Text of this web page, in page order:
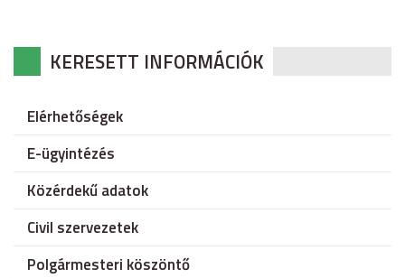
KERESETT INFORMÁCIÓK
Elérhetőségek
E-ügyintézés
Közérdekű adatok
Civil szervezetek
Polgármesteri köszöntő